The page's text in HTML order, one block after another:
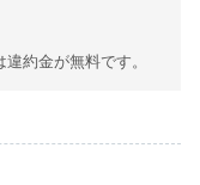
約金が無料です。